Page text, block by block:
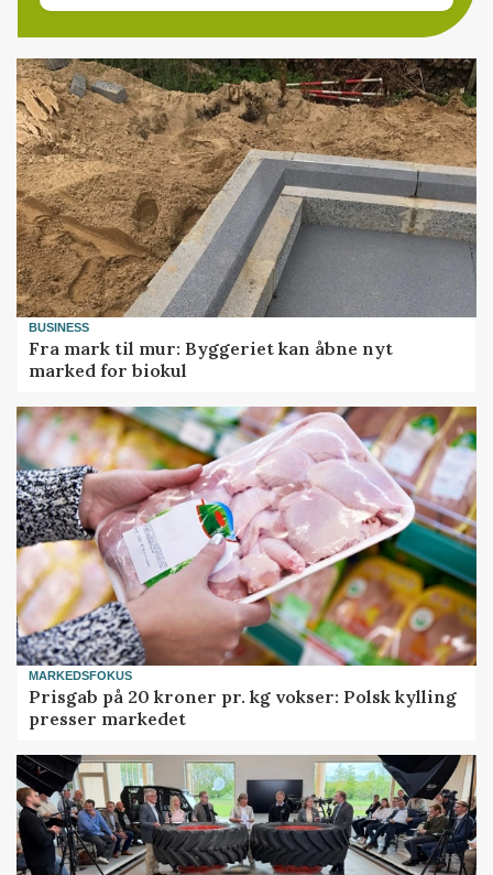
BUSINESS
Fra mark til mur: Byggeriet kan åbne nyt
marked for biokul
MARKEDSFOKUS
Prisgab på 20 kroner pr. kg vokser: Polsk kylling
presser markedet